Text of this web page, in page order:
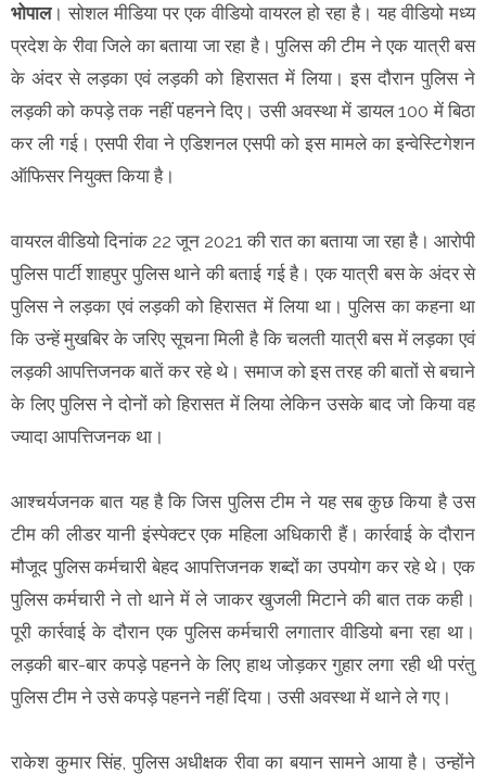
भोपाल। सोशल मीडिया पर एक वीडियो वायरल हो रहा है। यह वीडियो मध्य
प्रदेश के रीवा जिले का बताया जा रहा है। पुलिस की टीम ने एक यात्री बस
के अंदर से लड़का एवं लड़की को हिरासत में लिया। इस दौरान पुलिस ने
लड़की को कपड़े तक नहीं पहनने दिए। उसी अवस्था में डायल 100 में बिठा
कर ली गई। एसपी रीवा ने एडिशनल एसपी को इस मामले का इन्वेस्टिगेशन
ऑफिसर नियुक्त किया है।
वायरल वीडियो दिनांक 22 जून 2021 की रात का बताया जा रहा है। आरोपी
पुलिस पार्टी शाहपुर पुलिस थाने की बताई गई है। एक यात्री बस के अंदर से
पुलिस ने लड़का एवं लड़की को हिरासत में लिया था। पुलिस का कहना था
कि उन्हें मुखबिर के जरिए सूचना मिली है कि चलती यात्री बस में लड़का एवं
लड़की आपत्तिजनक बातें कर रहे थे। समाज को इस तरह की बातों से बचाने
के लिए पुलिस ने दोनों को हिरासत में लिया लेकिन उसके बाद जो किया वह
ज्यादा आपत्तिजनक था।
आश्चर्यजनक बात यह है कि जिस पुलिस टीम ने यह सब कुछ किया है उस
टीम की लीडर यानी इंस्पेक्टर एक महिला अधिकारी हैं। कार्रवाई के दौरान
मौजूद पुलिस कर्मचारी बेहद आपत्तिजनक शब्दों का उपयोग कर रहे थे। एक
पुलिस कर्मचारी ने तो थाने में ले जाकर खुजली मिटाने की बात तक कही।
पूरी कार्रवाई के दौरान एक पुलिस कर्मचारी लगातार वीडियो बना रहा था।
लड़की बार-बार कपड़े पहनने के लिए हाथ जोड़कर गुहार लगा रही थी परंतु
पुलिस टीम ने उसे कपड़े पहनने नहीं दिया। उसी अवस्था में थाने ले गए।
राकेश कुमार सिंह, पुलिस अधीक्षक रीवा का बयान सामने आया है। उन्होंने